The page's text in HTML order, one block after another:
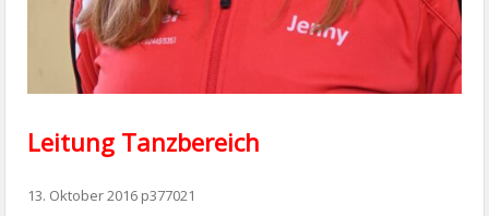
Leitung Tanzbereich
13. Oktober 2016 p377021